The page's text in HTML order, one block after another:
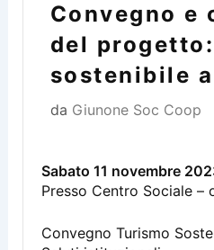
Convegno e
del
sostenibile
da Giunone Soc Coop
Sabato 11 novembre
Presso Centro Sociale –
Convegno Turismo